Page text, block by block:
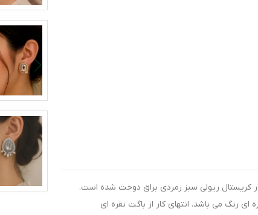
کریستال ریولی سبز زمردی براق دوخت شده است.
رنگ می باشد. انتهای کار از باگت نقره ای